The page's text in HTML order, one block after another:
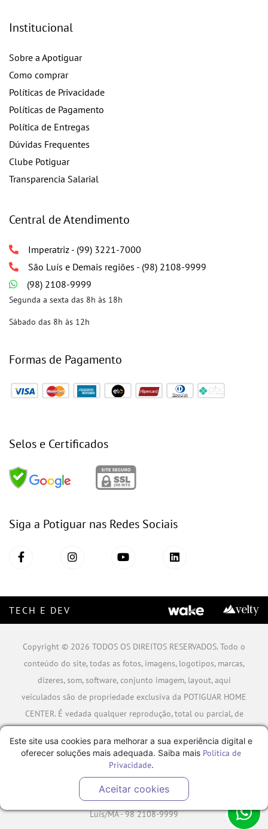
Institucional
Sobre a Apotiguar
Como comprar
Políticas de Privacidade
Políticas de Pagamento
Política de Entregas
Dúvidas Frequentes
Clube Potiguar
Transparencia Salarial
Central de Atendimento
Imperatriz - (99) 3221-7000
São Luís e Demais regiões - (98) 2108-9999
(98) 2108-9999
Segunda a sexta das 8h às 18h
Sábado das 8h às 12h
Formas de Pagamento
Selos e Certificados
Siga a Potiguar nas Redes Sociais
TECH E DEV
Copyright © 2026 TODOS OS DIREITOS RESERVADOS. Todo o
conteúdo do site, todas as fotos, imagens, logotipos, marcas,
dizeres, som, software, conjunto imagem, layout, aqui
veiculados são de propriedade exclusiva da POTIGUAR HOME
CENTER. É vedada qualquer reprodução, total ou parcial, de
A violação de qualquer direito mencionado implicará na
responsabilização cível e criminal nos termos da Lei.
POTIGUAR MATERIAIS DE CONSTRUÇÃO SA - CNPJ:
06.778.591/0001-09 - Rua Caminho da Boiada Nº 354, São
Luís/MA - 98 2108-9999
Este site usa cookies para melhorar a sua experiência digital e
oferecer soluções mais adequada. Saiba mais Política de
Privacidade.
Aceitar cookies